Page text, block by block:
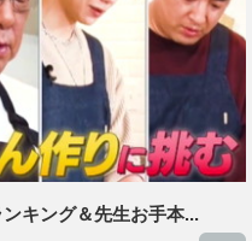
キング＆先生お手本...